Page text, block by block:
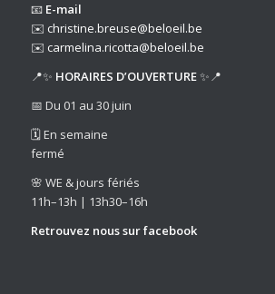
📧 E-mail
✉️ christine.breuse@beloeil.be
✉️ carmelina.ricotta@beloeil.be
📍✨ HORAIRES D’OUVERTURE✨📍
📅 Du 01 au 30 juin
🗓️ En semaine
fermé
🌸 WE & jours fériés
11h–13h | 13h30–16h
Retrouvez nous surfacebook